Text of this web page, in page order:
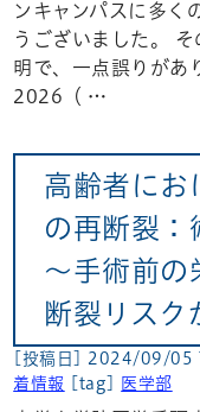
ンキャンパスに多く
うございました。
明で、一点誤りがあ
2026（ …
高齢者にお
の再断裂：
～手術前の
断裂リスク
[投稿日] 2024/09/05
着情報
[tag] 医学部